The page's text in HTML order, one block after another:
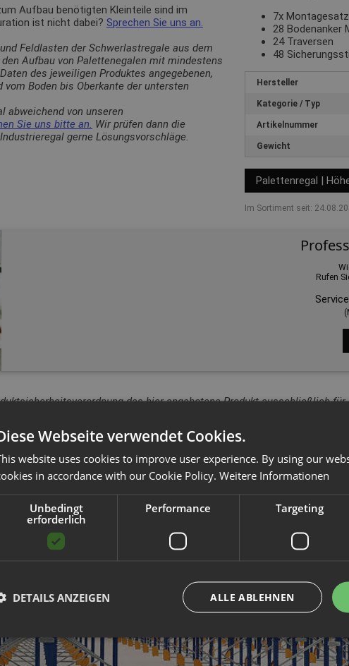
Aufbau benötigten Kleinteile sind im
ist nicht dabei? Sprechen Sie uns an.
Feldlasten der Schwerlastregale aus dem
Aufbau von Palettenegalen mit mindestens
des jeweiligen Produktes angegebenen,
Boden bis Oberkante der untersten
abweichend von unseren
Sie uns bitte an. Wir prüfen dann die
gerne Lösungsvorschläge.
7x
28 Bodenanker
24 Traversen
48
Hersteller
Kategorie / Typ
Artikelnummer
Gewicht
Palettenregal |
Im Sortiment seit:
Rufen
das hier angebotene Produkt ausschließlich
Webseite verwendet Cookies.
website uses cookies to improve user experience. By using our
in accordance with our Cookie Policy. Weitere Informationen
Unbedingt
erforderlich
Performance Targeting
ALLE ABLEHNEN
DETAILS ANZEIGEN